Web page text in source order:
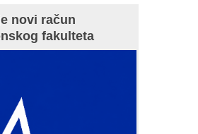
novi račun
fakulteta